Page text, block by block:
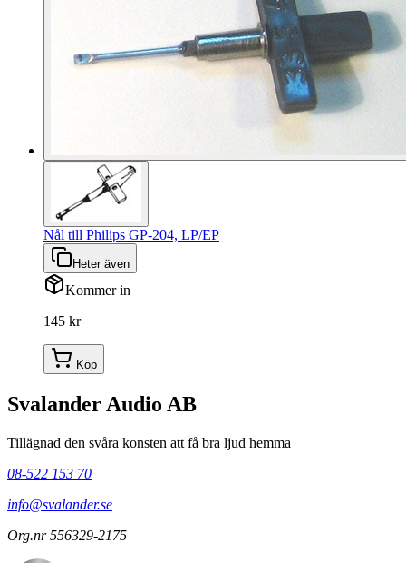
Nål till Philips GP-204, LP/EP
Heter även
Kommer in
145 kr
Köp
Svalander Audio AB
Tillägnad den svåra konsten att få bra ljud hemma
08-522 153 70
info@svalander.se
Org.nr 556329-2175